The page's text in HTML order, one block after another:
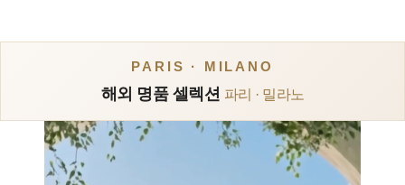
PARIS · MILANO
해외 명품 셀렉션 파리 · 밀라노